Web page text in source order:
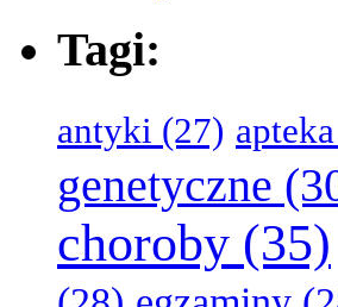
Tagi:
antyki (27) apteka
genetyczne
choroby (35)